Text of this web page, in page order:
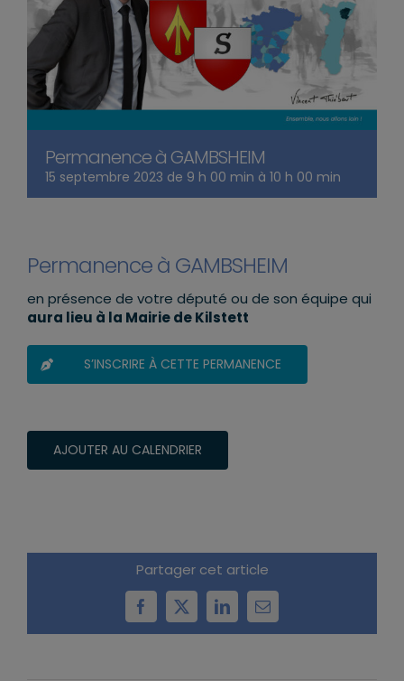
Permanence à GAMBSHEIM
15 septembre 2023 de 9 h 00 min à 10 h 00 min
Permanence à GAMBSHEIM
en présence de votre député ou de son équipe qui
aura lieu à la Mairie de Kilstett
S’INSCRIRE À CETTE PERMANENCE
AJOUTER AU CALENDRIER
Partager cet article
Facebook
X LinkedInEmail